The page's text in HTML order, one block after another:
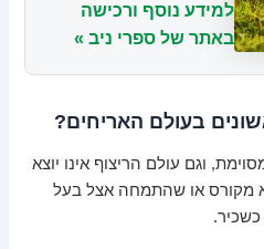
למידע נוסף ורכישה
באתר של ספרי ניב »
בעולם האריחים?
וגם עולם הריצוף אינו יוצא
מקורס או שהתמחה אצל בעל